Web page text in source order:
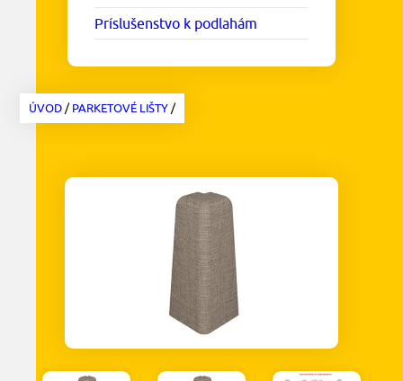
Príslušenstvo k podlahám
ÚVOD/PARKETOVÉ LIŠTY/